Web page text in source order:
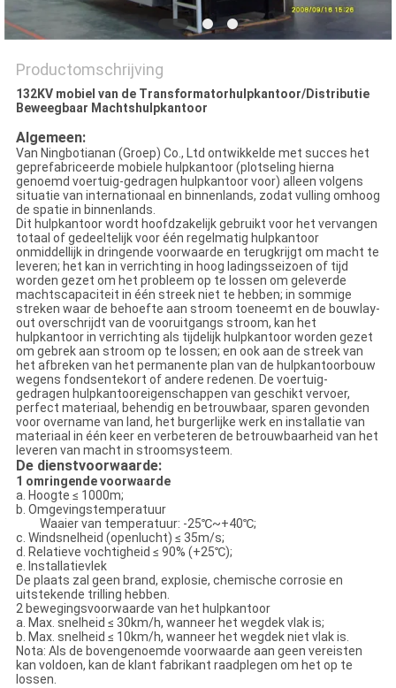
Productomschrijving
132KV mobiel van de Transformatorhulpkantoor/Distributie
Beweegbaar Machtshulpkantoor
Algemeen:
Van Ningbotianan (Groep) Co., Ltd ontwikkelde met succes het
geprefabriceerde mobiele hulpkantoor (plotseling hierna
genoemd voertuig-gedragen hulpkantoor voor) alleen volgens
situatie van internationaal en binnenlands, zodat vulling omhoog
de spatie in binnenlands.
Dit hulpkantoor wordt hoofdzakelijk gebruikt voor het vervangen
totaal of gedeeltelijk voor één regelmatig hulpkantoor
onmiddellijk in dringende voorwaarde en terugkrijgt om macht te
leveren; het kan in verrichting in hoog ladingsseizoen of tijd
worden gezet om het probleem op te lossen om geleverde
machtscapaciteit in één streek niet te hebben; in sommige
streken waar de behoefte aan stroom toeneemt en de bouwlay-
out overschrijdt van de vooruitgangs stroom, kan het
hulpkantoor in verrichting als tijdelijk hulpkantoor worden gezet
om gebrek aan stroom op te lossen; en ook aan de streek van
het afbreken van het permanente plan van de hulpkantoorbouw
wegens fondsentekort of andere redenen. De voertuig-
gedragen hulpkantooreigenschappen van geschikt vervoer,
perfect materiaal, behendig en betrouwbaar, sparen gevonden
voor overname van land, het burgerlijke werk en installatie van
materiaal in één keer en verbeteren de betrouwbaarheid van het
leveren van macht in stroomsysteem.
De dienstvoorwaarde:
1 omringende voorwaarde
a. Hoogte ≤ 1000m;
b. Omgevingstemperatuur
Waaier van temperatuur: -25℃~+40℃;
c. Windsnelheid (openlucht) ≤ 35m/s;
d. Relatieve vochtigheid ≤ 90% (+25℃);
e. Installatievlek
De plaats zal geen brand, explosie, chemische corrosie en
uitstekende trilling hebben.
2 bewegingsvoorwaarde van het hulpkantoor
a. Max. snelheid ≤ 30km/h, wanneer het wegdek vlak is;
b. Max. snelheid ≤ 10km/h, wanneer het wegdek niet vlak is.
Nota: Als de bovengenoemde voorwaarde aan geen vereisten
kan voldoen, kan de klant fabrikant raadplegen om het op te
lossen.